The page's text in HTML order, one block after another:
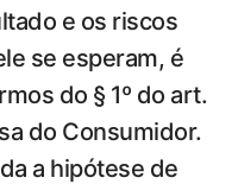
e os riscos
se esperam, é
do § 1º do art.
do Consumidor.
a hipótese de